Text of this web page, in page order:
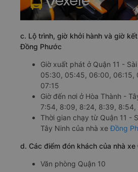
c. Lộ trình, giờ khởi hành và giờ
Đồng Phước
Giờ xuất phát ở Quận 11 -
05:30, 05:45, 06:00, 06:15,
07:15
Giờ đến nơi ở Hòa Thành -
7:54, 8:09, 8:24, 8:39,
Thời gian chạy từ Quận 11 -
Tây Ninh của nhà xeĐồng
d. Các điểm đón khách của nhà
Văn phòng Quận 10